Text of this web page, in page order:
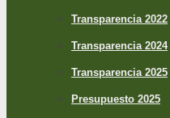
Transparencia 2022
Transparencia 2024
Transparencia 2025
Presupuesto 2025